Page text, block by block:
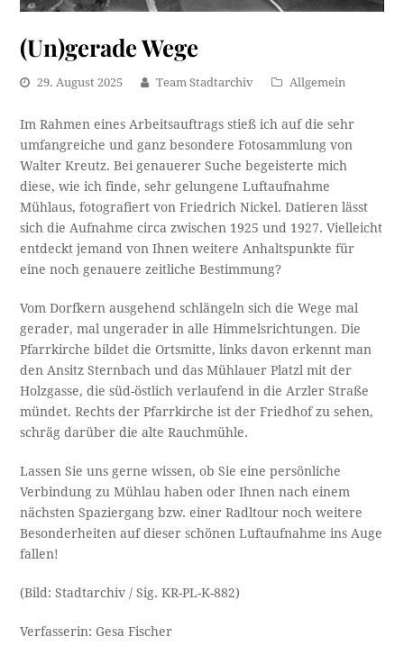
(Un)gerade Wege
29. August 2025 Team Stadtarchiv Allgemein
Im Rahmen eines Arbeitsauftrags stieß ich auf die sehr
umfangreiche und ganz besondere Fotosammlung von
Walter Kreutz. Bei genauerer Suche begeisterte mich
diese, wie ich finde, sehr gelungene Luftaufnahme
Mühlaus, fotografiert von Friedrich Nickel. Datieren lässt
sich die Aufnahme circa zwischen 1925 und 1927. Vielleicht
entdeckt jemand von Ihnen weitere Anhaltspunkte für
eine noch genauere zeitliche Bestimmung?
Vom Dorfkern ausgehend schlängeln sich die Wege mal
gerader, mal ungerader in alle Himmelsrichtungen. Die
Pfarrkirche bildet die Ortsmitte, links davon erkennt man
den Ansitz Sternbach und das Mühlauer Platzl mit der
Holzgasse, die süd-östlich verlaufend in die Arzler Straße
mündet. Rechts der Pfarrkirche ist der Friedhof zu sehen,
schräg darüber die alte Rauchmühle.
Lassen Sie uns gerne wissen, ob Sie eine persönliche
Verbindung zu Mühlau haben oder Ihnen nach einem
nächsten Spaziergang bzw. einer Radltour noch weitere
Besonderheiten auf dieser schönen Luftaufnahme ins Auge
fallen!
(Bild: Stadtarchiv / Sig. KR-PL-K-882)
Verfasserin: Gesa Fischer